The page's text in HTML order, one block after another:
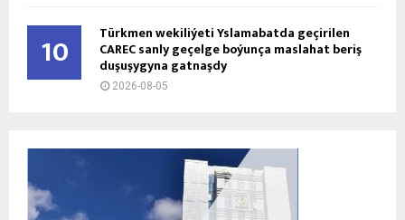
10 Türkmen wekiliýeti Yslamabatda geçirilen
CAREC sanly geçelge boýunça maslahat beriş
duşuşygyna gatnaşdy
2026-08-05